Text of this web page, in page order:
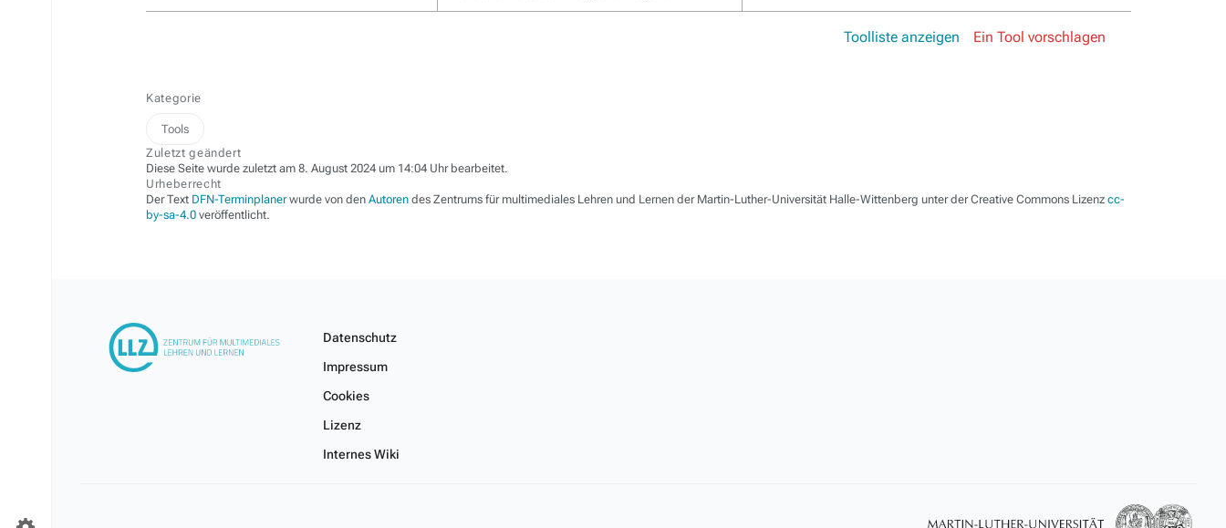
Toolliste anzeigen Ein Tool vorschlagen
Kategorie
Tools
Zuletzt geändert
Diese Seite wurde zuletzt am 8. August 2024 um 14:04 Uhr bearbeitet.
Urheberrecht
Der Text DFN-Terminplanerwurde von den Autoren des Zentrums für multimediales Lehren und Lernen der Martin-Luther-Universität Halle-Wittenberg unter der Creative Commons Lizenz cc-
by-sa-4.0 veröffentlicht.
Datenschutz
Impressum
Cookies
Lizenz
Internes Wiki